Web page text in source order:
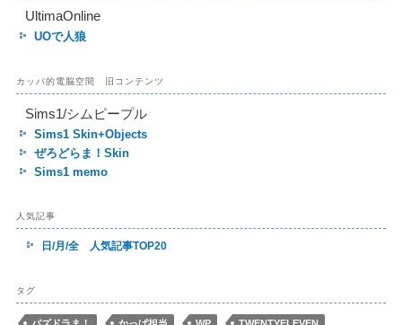
UltimaOnline
UOで人狼
カッパ的電脳空間 旧コンテンツ
Sims1/シムピープル
Sims1 Skin+Objects
ぜろどらま！Skin
Sims1 memo
人気記事
日/月/全 人気記事TOP20
タグ
パズドラま！ かっぱ担当 WP
TWENTYELEVEN